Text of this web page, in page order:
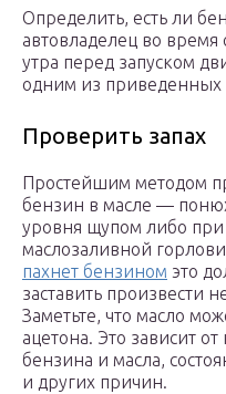
Определить, есть ли
автовладелец во
утра перед запуском
одним из приведенных
Проверить запах
Простейшим методом
бензин в масле —
уровня щупом либо
маслозаливной
пахнет бензином это
заставить произвести
Заметьте, что масло
ацетона. Это зависит
бензина и масла,
и других причин.